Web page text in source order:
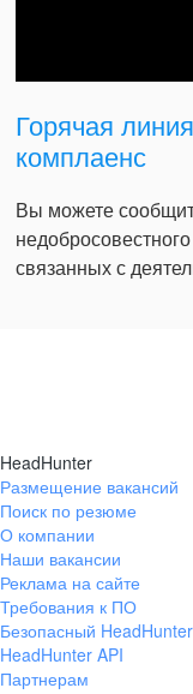
Горячая
комплаенс
Вы можете
связанных с
HeadHunter
Размещение вакансий
Поиск по резюме
О компании
Наши вакансии
Реклама на сайте
Требования к ПО
Безопасный HeadHunter
HeadHunter API
Партнерам